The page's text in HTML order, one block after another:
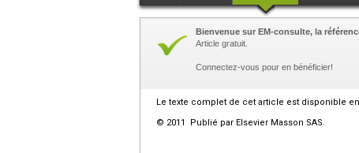
Bienvenue sur EM-consulte, la
Article gratuit.
Connectez-vous pour en bénéficier!
Le texte complet de cet article est disponible en
© 2011 Publié par Elsevier Masson SAS.